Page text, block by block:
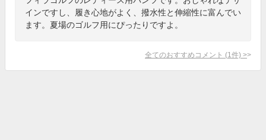
インですし、履き心地がよく、撥水性と伸縮性に富んでい
ます。夏場のゴルフ用にぴったりですよ。
全てのおすすめコメント (1 件) >